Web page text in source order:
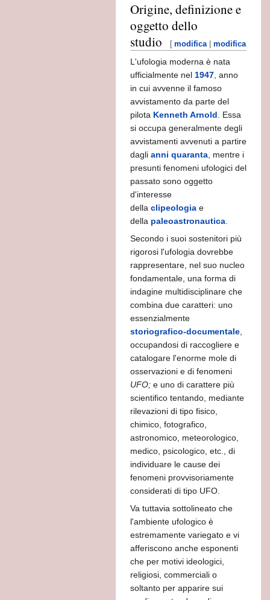
Origine, definizione e
oggetto dello
studio
[ modifica|modifica
L'ufologia moderna è nata
ufficialmente nel 1947 , anno
in cui avvenne il famoso
avvistamento da parte del
pilota Kenneth Arnold . Essa
si occupa generalmente degli
avvistamenti avvenuti a partire
dagli anni quaranta , mentre i
presunti fenomeni ufologici del
passato sono oggetto
d'interesse
della clipeologia e
della paleoastronautica
Secondo i suoi sostenitori più
rigorosi l'ufologia dovrebbe
rappresentare, nel suo nucleo
fondamentale, una forma di
indagine multidisciplinare che
combina due caratteri: uno
essenzialmente
storiografico-documentale
occupandosi di raccogliere e
catalogare l'enorme mole di
osservazioni e di fenomeni
UFO; e uno di carattere più
scientifico tentando, mediante
rilevazioni di tipo fisico,
chimico, fotografico,
astronomico, meteorologico,
medico, psicologico, etc., di
individuare le cause dei
fenomeni provvisoriamente
considerati di tipo UFO.
Va tuttavia sottolineato che
l'ambiente ufologico è
estremamente variegato e vi
afferiscono anche esponenti
che per motivi ideologici,
religiosi, commerciali o
soltanto per apparire sui